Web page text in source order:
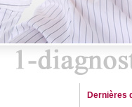
Dernières